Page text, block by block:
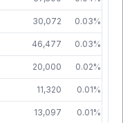
30,072 0.03%
46,477 0.03%
20,000 0.02%
11,320 0.01%
13,097 0.01%